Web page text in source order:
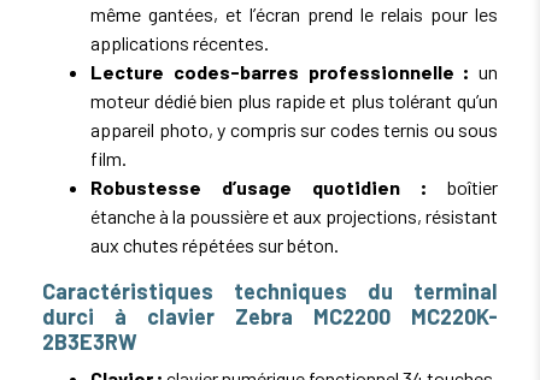
même gantées, et l’écran prend le relais pour les
applications récentes.
Lecture codes-barres professionnelle : un
moteur dédié bien plus rapide et plus tolérant qu’un
appareil photo, y compris sur codes ternis ou sous
film.
Robustesse d’usage quotidien : boîtier
étanche à la poussière et aux projections, résistant
aux chutes répétées sur béton.
Caractéristiques techniques du terminal
durci à clavier Zebra MC2200 MC220K-
2B3E3RW